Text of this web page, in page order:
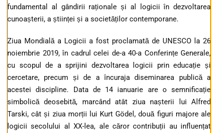
fundamental al gândirii raționale și al logicii în dezvoltarea
cunoașterii, a științei și a societăților contemporane.
Ziua Mondială a Logicii a fost proclamată de UNESCO la 26
noiembrie 2019, în cadrul celei de-a 40-a Conferințe Generale,
cu scopul de a sprijini dezvoltarea logicii prin educație și
cercetare, precum și de a încuraja diseminarea publică a
acestei discipline. Data de 14 ianuarie are o semnificație
simbolică deosebită, marcând atât ziua nașterii lui Alfred
Tarski, cât și ziua morții lui Kurt Gödel, două figuri majore ale
logicii secolului al XX-lea, ale căror contribuții au influențat